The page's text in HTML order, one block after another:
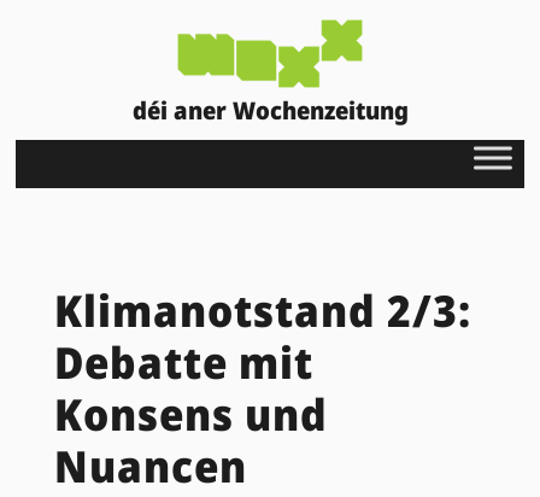
déi aner Wochenzeitung
Klimanotstand 2/3:
Debatte mit
Konsens und
Nuancen